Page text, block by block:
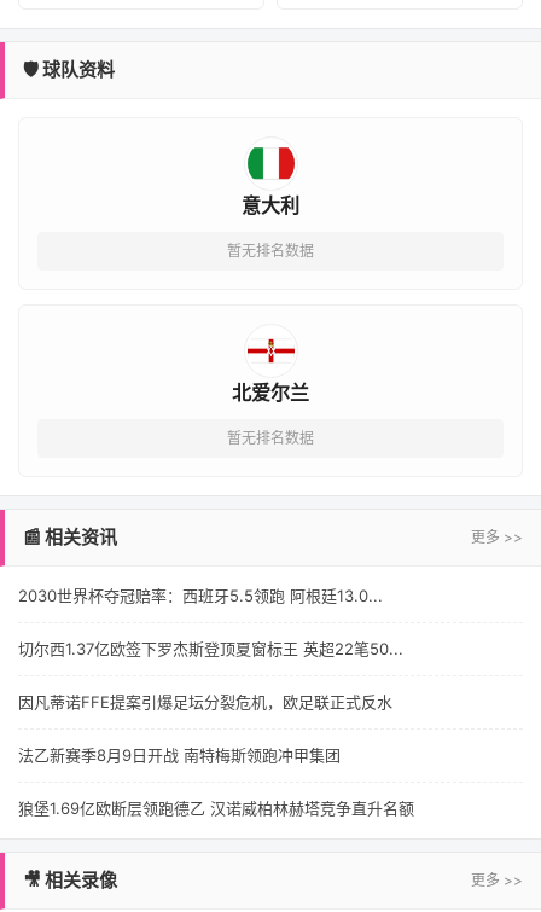
🛡️ 球队资料
意大利
暂无排名数据
北爱尔兰
暂无排名数据
📰 相关资讯 更多 >>
2030世界杯夺冠赔率：西班牙5.5领跑 阿根廷13.0...
切尔西1.37亿欧签下罗杰斯登顶夏窗标王 英超22笔50...
因凡蒂诺FFE提案引爆足坛分裂危机，欧足联正式反水
法乙新赛季8月9日开战 南特梅斯领跑冲甲集团
狼堡1.69亿欧断层领跑德乙 汉诺威柏林赫塔竞争直升名额
🎥 相关录像 更多 >>